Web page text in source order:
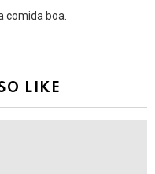
comida boa.
LIKE